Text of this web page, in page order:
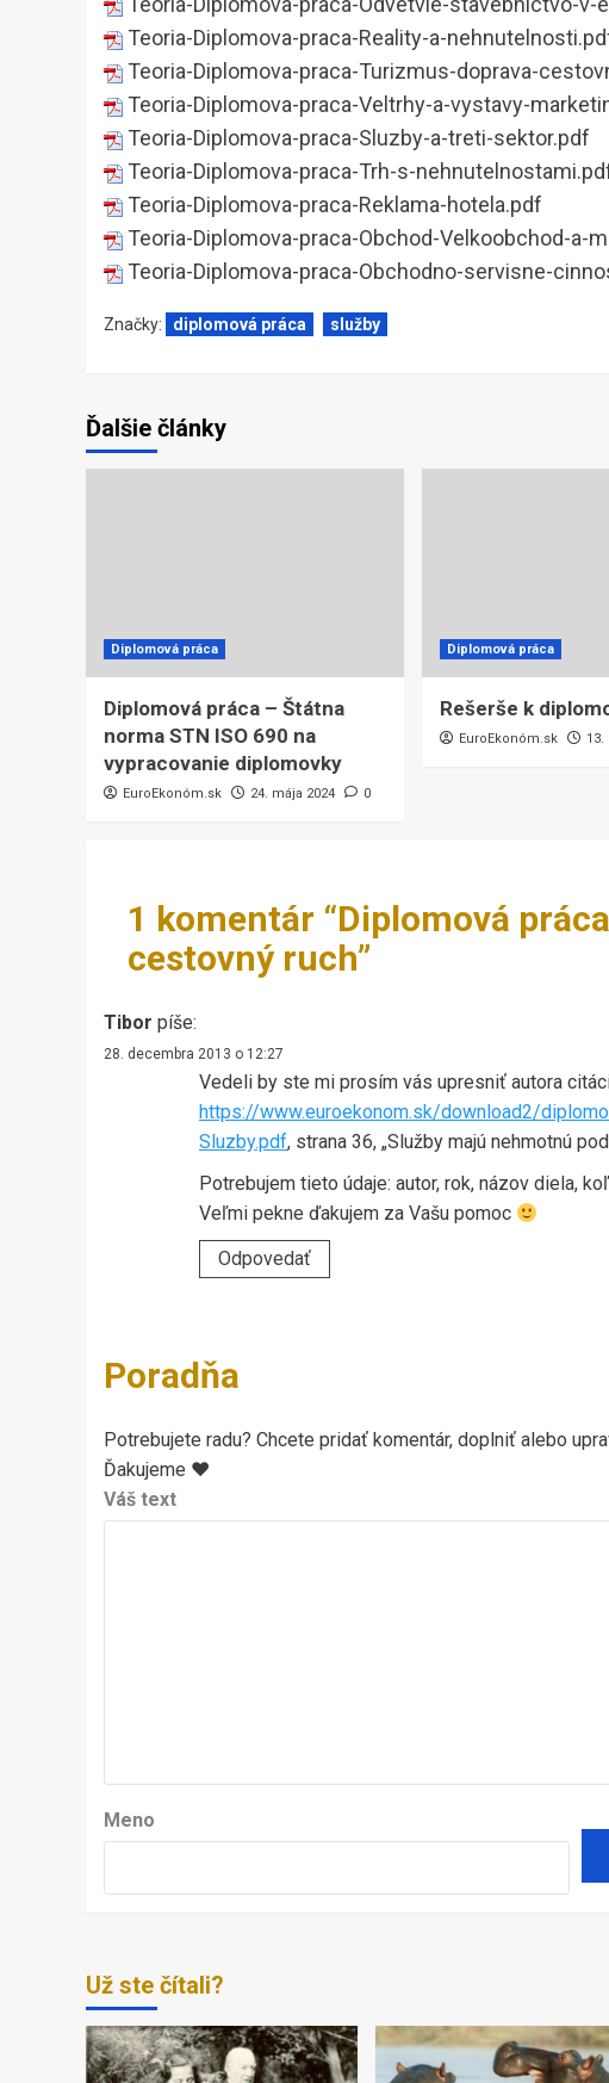
Teoria-Diplomova-praca-Reality-a-
Teoria-Diplomova-praca-Turizmus-doprava-
Teoria-Diplomova-praca-Veltrhy-a-vystavy-
Teoria-Diplomova-praca-Sluzby-a-treti-sektor.pdf
Teoria-Diplomova-praca-Trh-s-
Teoria-Diplomova-praca-Reklama-hotela.pdf
Teoria-Diplomova-praca-Obchod-Velkoobchod-a-
Teoria-Diplomova-praca-Obchodno-servisne-
Značky: diplomová práca služby
Ďalšie články
Diplomová práca
Diplomová práca – Štátna
norma STN ISO 690 na
vypracovanie diplomovky
EuroEkonóm.sk 24. mája 2024 0
Diplomová práca
Rešerše k
EuroEkonóm.sk 13.
1 komentár “Diplomová
cestovný ruch”
Tibor píše:
28. decembra 2013 o 12:27
Vedeli by ste mi prosím vás upresniť autora
https://www.euroekonom.sk/download2/
Sluzby.pdf, strana 36, „Služby majú nehmotnú
Potrebujem tieto údaje: autor, rok, názov diela,
Veľmi pekne ďakujem za Vašu pomoc
Odpovedať
Poradňa
Potrebujete radu? Chcete pridať komentár, doplniť alebo
Ďakujeme ♥
Váš text
Meno
Už ste čítali?